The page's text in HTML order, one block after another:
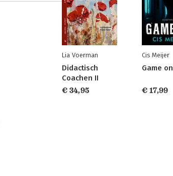
Lia Voerman
Didactisch
Coachen II
€ 34,95
Cis Meijer
Game on
€ 17,99